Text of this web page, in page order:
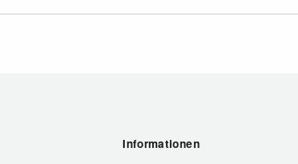
Informationen